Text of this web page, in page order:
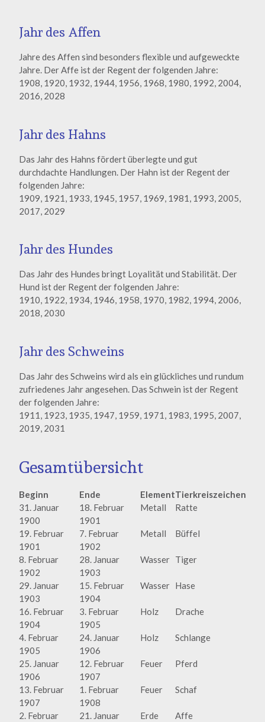
Jahr des Affen
Jahre des Affen sind besonders flexible und aufgeweckte
Jahre. Der Affe ist der Regent der folgenden Jahre:
1908, 1920, 1932, 1944, 1956, 1968, 1980, 1992, 2004,
2016, 2028
Jahr des Hahns
Das Jahr des Hahns fördert überlegte und gut
durchdachte Handlungen. Der Hahn ist der Regent der
folgenden Jahre:
1909, 1921, 1933, 1945, 1957, 1969, 1981, 1993, 2005,
2017, 2029
Jahr des Hundes
Das Jahr des Hundes bringt Loyalität und Stabilität. Der
Hund ist der Regent der folgenden Jahre:
1910, 1922, 1934, 1946, 1958, 1970, 1982, 1994, 2006,
2018, 2030
Jahr des Schweins
Das Jahr des Schweins wird als ein glückliches und rundum
zufriedenes Jahr angesehen. Das Schwein ist der Regent
der folgenden Jahre:
1911, 1923, 1935, 1947, 1959, 1971, 1983, 1995, 2007,
2019, 2031
Gesamtübersicht
Beginn Ende ElementTierkreiszeichen
31. Januar
1900
18. Februar
1901
Metall Ratte
19. Februar
1901
7. Februar
1902
Metall Büffel
8. Februar
1902
28. Januar
1903
Wasser Tiger
29. Januar
1903
15. Februar
1904
Wasser Hase
16. Februar
1904
3. Februar
1905
Holz Drache
4. Februar
1905
24. Januar
1906
Holz Schlange
25. Januar
1906
12. Februar
1907
Feuer Pferd
13. Februar
1907
1. Februar
1908
Feuer Schaf
2. Februar 21. Januar Erde Affe